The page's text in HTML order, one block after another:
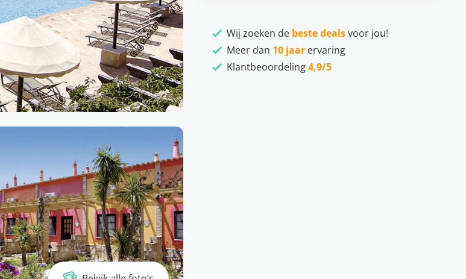
Wij zoeken de beste dealsvoor jou!
Meer dan 10 jaarervaring
Klantbeoordeling4,9/5